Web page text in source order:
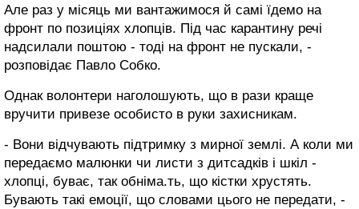
Але раз у місяць ми вантажимося й самі їдемо на
фронт по позиціях хлопців. Під час карантину речі
надсилали поштою - тоді на фронт не пускали, -
розповідає Павло Собко.
Однак волонтери наголошують, що в рази краще
вручити привезе особисто в руки захисникам.
- Вони відчувають підтримку з мирної землі. А коли ми
передаємо малюнки чи листи з дитсадків і шкіл -
хлопці, буває, так обніма.ть, що кістки хрустять.
Бувають такі емоції, що словами цього не передати, -